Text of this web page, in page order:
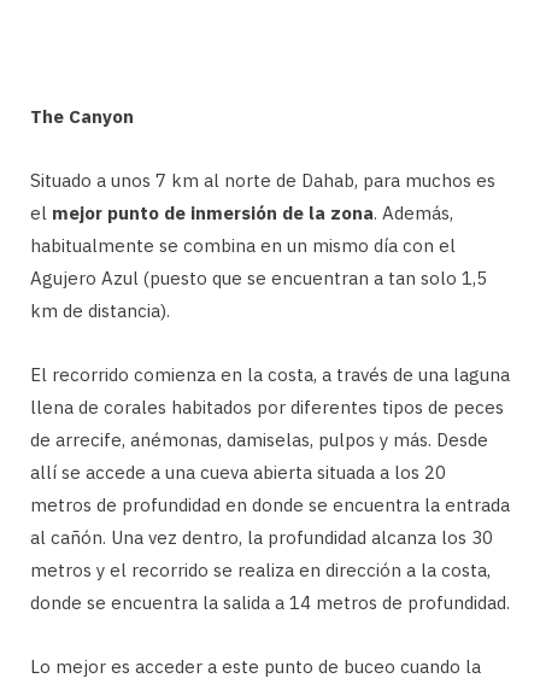
The Canyon
Situado a unos 7 km al norte de Dahab, para muchos es
el mejor punto de inmersión de la zona. Además,
habitualmente se combina en un mismo día con el
Agujero Azul (puesto que se encuentran a tan solo 1,5
km de distancia).
El recorrido comienza en la costa, a través de una laguna
llena de corales habitados por diferentes tipos de peces
de arrecife, anémonas, damiselas, pulpos y más. Desde
allí se accede a una cueva abierta situada a los 20
metros de profundidad en donde se encuentra la entrada
al cañón. Una vez dentro, la profundidad alcanza los 30
metros y el recorrido se realiza en dirección a la costa,
donde se encuentra la salida a 14 metros de profundidad.
Lo mejor es acceder a este punto de buceo cuando la